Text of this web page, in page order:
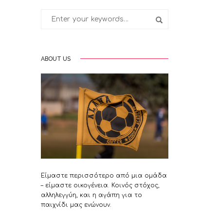
ABOUT US
Είμαστε περισσότερο από μια ομάδα
– είμαστε οικογένεια. Κοινός στόχος,
αλληλεγγύη, και η αγάπη για το
παιχνίδι μας ενώνουν.